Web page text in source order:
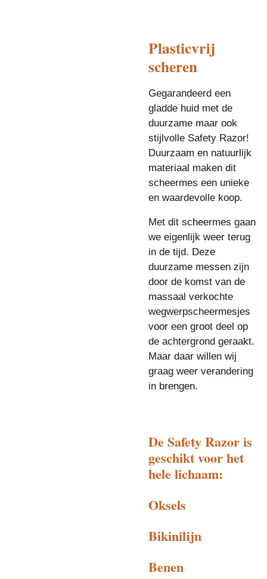
Plasticvrij
scheren
Gegarandeerd een
gladde huid met de
duurzame maar ook
stijlvolle Safety Razor!
Duurzaam en natuurlijk
materiaal maken dit
scheermes een unieke
en waardevolle koop.
Met dit scheermes gaan
we eigenlijk weer terug
in de tijd. Deze
duurzame messen zijn
door de komst van de
massaal verkochte
wegwerpscheermesjes
voor een groot deel op
de achtergrond geraakt.
Maar daar willen wij
graag weer verandering
in brengen.
De Safety Razor is
geschikt voor het
hele lichaam:
Oksels
Bikinilijn
Benen